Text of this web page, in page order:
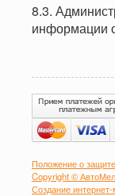
8.3.
информации
Положение о
Copyright ©
Создание интернет-